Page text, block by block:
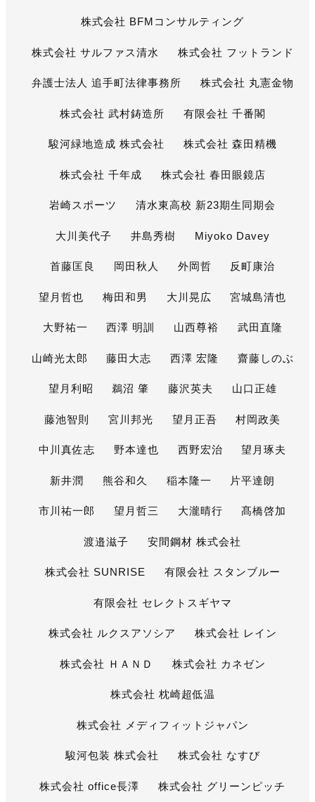
株式会社 BFMコンサルティング
株式会社 サルファス清水 株式会社 フットランド
弁護士法人 追手町法律事務所 株式会社 丸憲金物
株式会社 武村鋳造所 有限会社 千番閣
駿河緑地造成 株式会社 株式会社 森田精機
株式会社 千年成 株式会社 春田眼鏡店
岩崎スポーツ 清水東高校 新23期生同期会
大川美代子 井島秀樹 Miyoko Davey
首藤匡良 岡田秋人 外岡哲 反町康治
望月哲也 梅田和男 大川晃広 宮城島清也
大野祐一 西澤 明訓 山西尊裕 武田直隆
山崎光太郎 藤田大志 西澤 宏隆 齋藤しのぶ
望月利昭 鵜沼 肇 藤沢英夫 山口正雄
藤池智則 宮川邦光 望月正吾 村岡政美
中川真佐志 野本達也 西野宏治 望月琢夫
新井潤 熊谷和久 稲本隆一 片平達朗
市川祐一郎 望月哲三 大瀧晴行 髙橋啓加
渡邉滋子 安間鋼材 株式会社
株式会社 SUNRISE 有限会社 スタンブルー
有限会社 セレクトスギヤマ
株式会社 ルクスアソシア 株式会社 レイン
株式会社 ＨＡＮＤ 株式会社 カネゼン
株式会社 枕崎超低温
株式会社 メディフィットジャパン
駿河包装 株式会社 株式会社 なすび
株式会社 office長澤 株式会社 グリーンピッチ